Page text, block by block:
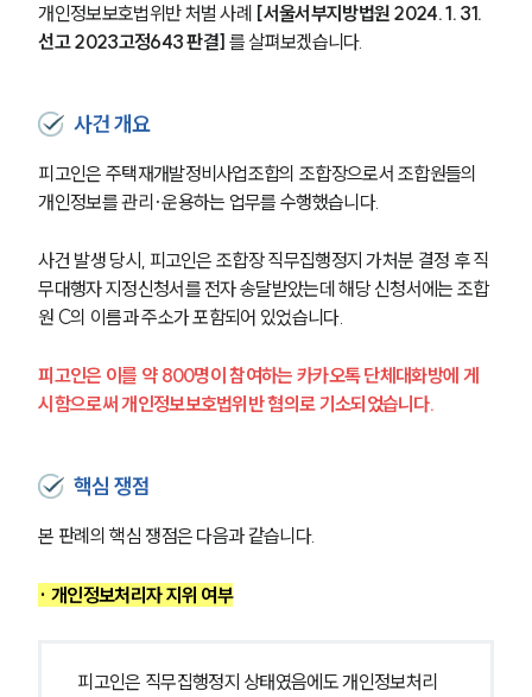
개인정보보호법위반 처벌 사례 [서울서부지방법원 2024. 1. 31.
선고 2023고정643 판결] 를 살펴보겠습니다.
사건 개요
피고인은 주택재개발정비사업조합의 조합장으로서 조합원들의
개인정보를 관리·운용하는 업무를 수행했습니다.
사건 발생 당시, 피고인은 조합장 직무집행정지 가처분 결정 후 직
무대행자 지정신청서를 전자 송달받았는데 해당 신청서에는 조합
원 C의 이름과 주소가 포함되어 있었습니다.
피고인은 이를 약 800명이 참여하는 카카오톡 단체대화방에 게
시함으로써 개인정보보호법위반 혐의로 기소되었습니다.
핵심 쟁점
본 판례의 핵심 쟁점은 다음과 같습니다.
· 개인정보처리자 지위 여부
피고인은 직무집행정지 상태였음에도 개인정보처리